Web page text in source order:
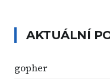
AKTUÁLNÍ
gopher